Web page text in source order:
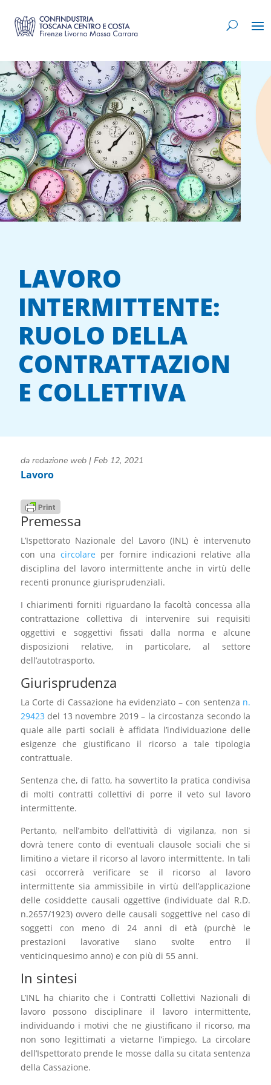
LAVORO
INTERMITTENTE:
RUOLO DELLA
CONTRATTAZION
E COLLETTIVA
da redazione web| Feb 12, 2021
Lavoro
Premessa
L’Ispettorato Nazionale del Lavoro (INL) è intervenuto
con una circolare per fornire indicazioni relative alla
disciplina del lavoro intermittente anche in virtù delle
recenti pronunce giurisprudenziali.
I chiarimenti forniti riguardano la facoltà concessa alla
contrattazione collettiva di intervenire sui requisiti
oggettivi e soggettivi fissati dalla norma e alcune
disposizioni relative, in particolare, al settore
dell’autotrasporto.
Giurisprudenza
La Corte di Cassazione ha evidenziato – con sentenza n.
29423del 13 novembre 2019 – la circostanza secondo la
quale alle parti sociali è affidata l’individuazione delle
esigenze che giustificano il ricorso a tale tipologia
contrattuale.
Sentenza che, di fatto, ha sovvertito la pratica condivisa
di molti contratti collettivi di porre il veto sul lavoro
intermittente.
Pertanto, nell’ambito dell’attività di vigilanza, non si
dovrà tenere conto di eventuali clausole sociali che si
limitino a vietare il ricorso al lavoro intermittente. In tali
casi occorrerà verificare se il ricorso al lavoro
intermittente sia ammissibile in virtù dell’applicazione
delle cosiddette causali oggettive (individuate dal R.D.
n.2657/1923) ovvero delle causali soggettive nel caso di
soggetti con meno di 24 anni di età (purchè le
prestazioni lavorative siano svolte entro il
venticinquesimo anno) e con più di 55 anni.
In sintesi
L’INL ha chiarito che i Contratti Collettivi Nazionali di
lavoro possono disciplinare il lavoro intermittente,
individuando i motivi che ne giustificano il ricorso, ma
non sono legittimati a vietarne l’impiego. La circolare
dell’Ispettorato prende le mosse dalla su citata sentenza
della Cassazione.